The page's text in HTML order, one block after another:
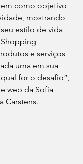
como objetivo
mostrando
estilo de vida
e serviços
uma em sua
for o desafio”,
web da Sofia
Carstens.